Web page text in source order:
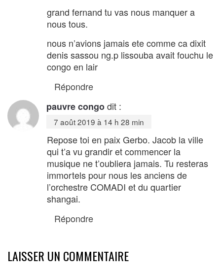
grand fernand tu vas nous manquer a
nous tous.
nous n’avions jamais ete comme ca dixit
denis sassou ng.p lissouba avait fouchu le
congo en lair
Répondre
pauvre congodit :
7 août 2019 à 14 h 28 min
Repose toi en paix Gerbo. Jacob la ville
qui t’a vu grandir et commencer la
musique ne t’oubliera jamais. Tu resteras
immortels pour nous les anciens de
l’orchestre COMADI et du quartier
shangai.
Répondre
LAISSER UN COMMENTAIRE